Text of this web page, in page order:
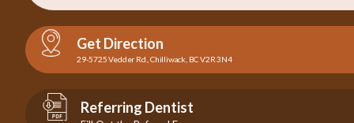
Get Direction
29-5725 Vedder Rd., Chilliwack, BC V2R 3N4
Referring Dentist